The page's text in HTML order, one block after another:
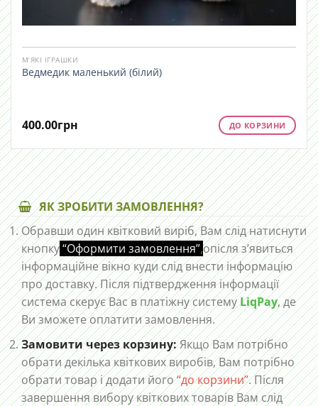
М’ЯКІ ІГРАШКИ
Ведмедик маленький (білий)
400.00грн ДО КОРЗИНИ
ЯК ЗРОБИТИ ЗАМОВЛЕННЯ?
Обравши один квітковий виріб, Вам слід натиснути
кнопку“Оформити замовлення”,опісля з’явиться
інформаційне вікно куди слід внести інформацію
про доставку. Після підтвердження інформації
система скерує Вас в платіжну системуLiqPay, де
Ви зможете оплатити замовлення.
Замовити через корзину:Якщо Вам потрібно
обрати декілька квіткових виробів, Вам потрібно
обрати товар і додати його“до корзини”. Після
завершення вибору квіткових товарів Вам слід